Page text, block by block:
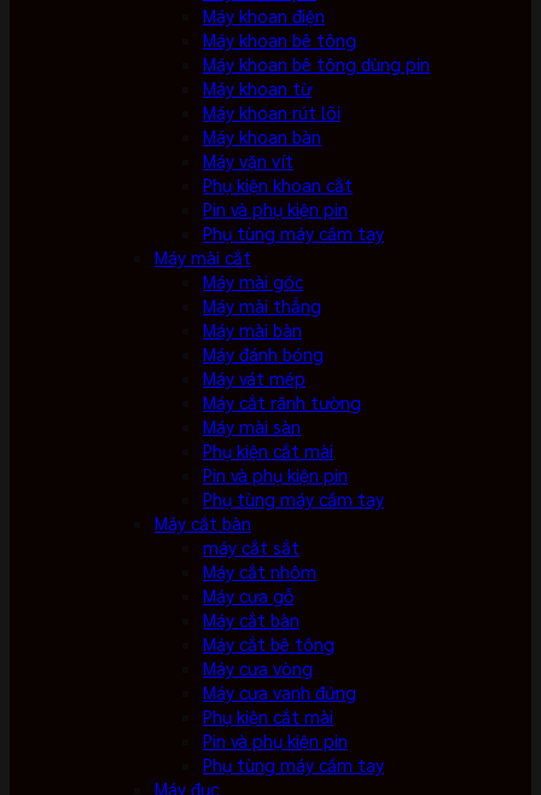
Máy khoan điện
Máy khoan bê tông
Máy khoan bê tông dùng pin
Máy khoan từ
Máy khoan rút lõi
Máy khoan bàn
Máy vặn vít
Phụ kiện khoan cắt
Pin và phụ kiện pin
Phụ tùng máy cầm tay
Máy mài cắt
Máy mài góc
Máy mài thẳng
Máy mài bàn
Máy đánh bóng
Máy vát mép
Máy cắt rãnh tường
Máy mài sàn
Phụ kiện cắt mài
Pin và phụ kiện pin
Phụ tùng máy cầm tay
Máy cắt bàn
máy cắt sắt
Máy cắt nhôm
Máy cưa gỗ
Máy cắt bàn
Máy cắt bê tông
Máy cưa vòng
Máy cưa vanh đứng
Phụ kiện cắt mài
Pin và phụ kiện pin
Phụ tùng máy cầm tay
Máy đục